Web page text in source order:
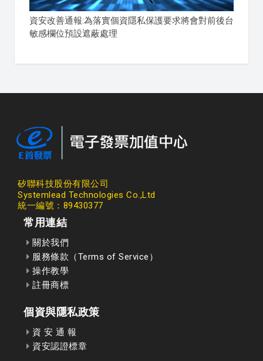
資安改善通報:為落實個資隱私保護要求將會對前後台
敏感欄位預設遮蔽處理
矽聯科技股份有限公司
Systemlead Technologies Co.,Ltd
統一編號：89430377
常用連結
關於我們
服務條款（Terms of Service）
操作教學
註冊商標
個資與隱私政策
資 安 通 報
資安認證標章